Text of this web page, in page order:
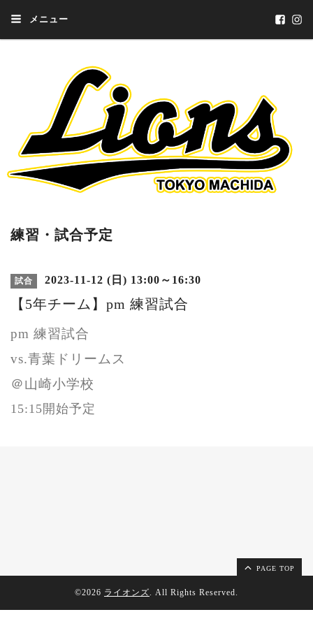
メニュー
練習・試合予定
試合 2023-11-12 (日) 13:00～16:30
【5年チーム】pm 練習試合
pm 練習試合
vs.青葉ドリームス
＠山崎小学校
15:15開始予定
PAGE TOP
©2026 ライオンズ. All Rights Reserved.